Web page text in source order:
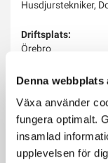
Denna webbplats
Växa använder
fungera optimalt.
insamlad
upplevelsen för
Husdjurstekniker,
Driftsplats:
Örebro
Arbetar med:
Kvävebil